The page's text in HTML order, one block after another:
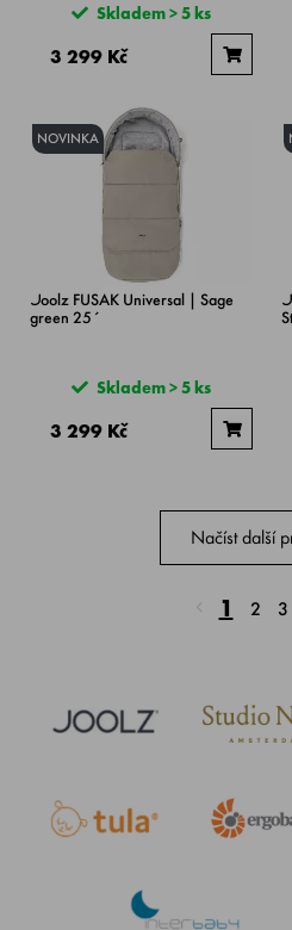
Skladem > 5 ks
3 299 Kč
NOVINKA
Joolz FUSAK Universal | Sage
green 25´
Skladem > 5 ks
3 299 Kč
Načíst další
1 2 3